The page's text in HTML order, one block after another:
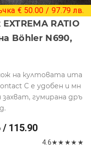
€ 50.00 / 97.79 лв.
RATIO
Böhler N690,
на култовата ита
C е удобен и мн
гумирана дръ
/ 115.90
4.6★★ ★★ ★